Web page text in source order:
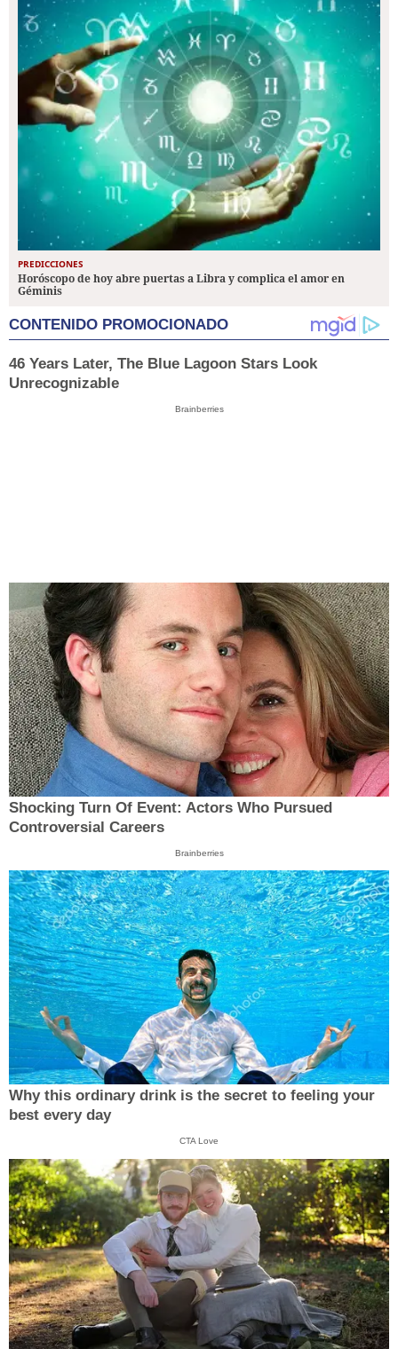
PREDICCIONES
Horóscopo de hoy abre puertas a Libra y complica el amor en
Géminis
CONTENIDO PROMOCIONADO
46 Years Later, The Blue Lagoon Stars Look
Unrecognizable
Brainberries
Shocking Turn Of Event: Actors Who Pursued
Controversial Careers
Brainberries
Why this ordinary drink is the secret to feeling your
best every day
CTA Love